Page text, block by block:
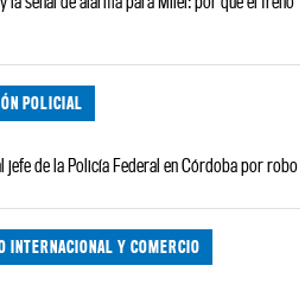
POLICIAL
jefe de la Policía Federal en Córdoba por robo
INTERNACIONAL Y COMERCIO